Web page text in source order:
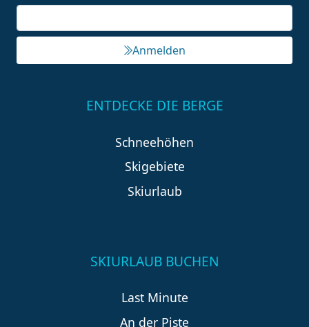
Anmelden
ENTDECKE DIE BERGE
Schneehöhen
Skigebiete
Skiurlaub
SKIURLAUB BUCHEN
Last Minute
An der Piste